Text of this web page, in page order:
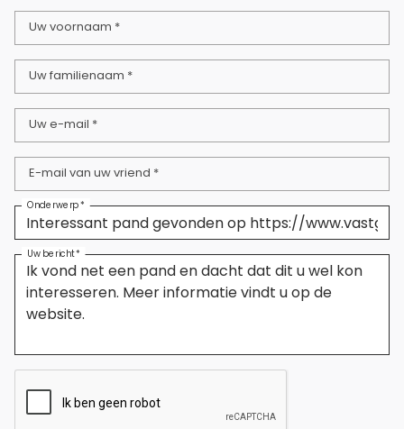
Uw voornaam *
Uw familienaam *
Uw e-mail *
E-mail van uw vriend *
Onderwerp *
Uw bericht *